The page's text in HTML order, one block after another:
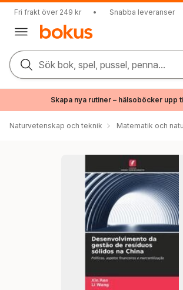
Fri frakt över 249 kr • Snabba leveranser
Sök bok, spel, pussel, penna...
Skapa nya rutiner – hälsoböcker upp
Naturvetenskap och teknik Matematik och